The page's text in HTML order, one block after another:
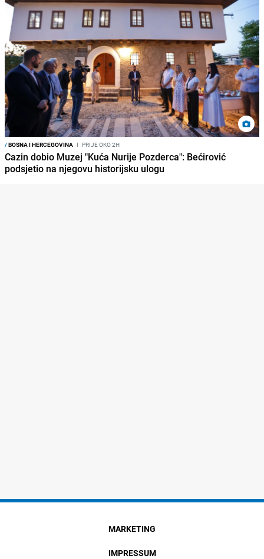
/BOSNA I HERCEGOVINA I PRIJE OKO 2H
Cazin dobio Muzej "Kuća Nurije Pozderca": Bećirović
podsjetio na njegovu historijsku ulogu
MARKETING
IMPRESSUM